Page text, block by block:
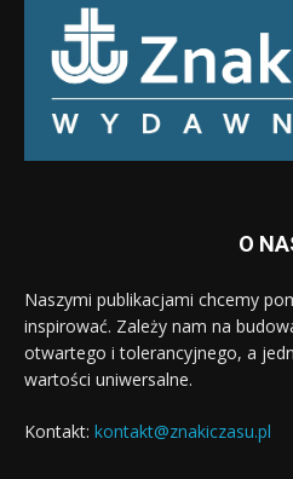
O
Naszymi publikacjami chcemy
inspirować. Zależy nam na
otwartego i tolerancyjnego, a
wartości uniwersalne.
Kontakt: kontakt@znakiczasu.pl